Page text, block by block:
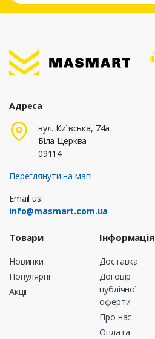
Адреса
вул. Київська, 74а
Біла Церква
09114
Переглянути на мапі
Email us:
info@masmart.com.ua
Товари
Новинки
Популярні
Акції
Інформація
Доставка
Договір
публічної
оферти
Про нас
Оплата